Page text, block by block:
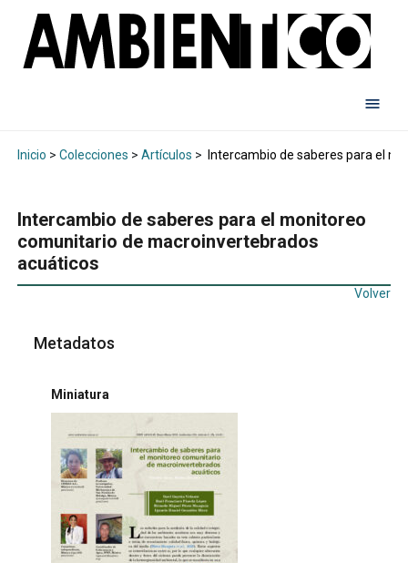
Inicio > Colecciones > Artículos > Intercambio de saberes para el
Intercambio de saberes para el monitoreo
comunitario de macroinvertebrados
acuáticos
Volver
Metadatos
Miniatura